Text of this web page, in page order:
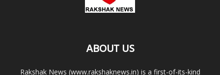
ABOUT US
Rakshak News (www.rakshaknews.in) is a first-of-its-kind